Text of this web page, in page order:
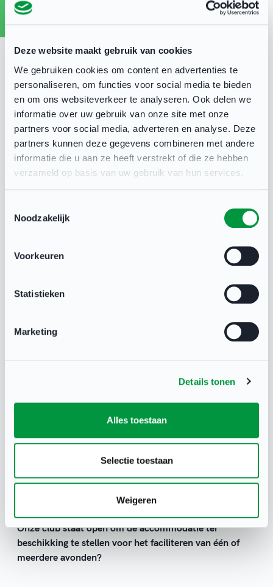
Deze website maakt gebruik van cookies
We gebruiken cookies om content en advertenties te
personaliseren, om functies voor social media te bieden
en om ons websiteverkeer te analyseren. Ook delen we
informatie over uw gebruik van onze site met onze
partners voor social media, adverteren en analyse. Deze
partners kunnen deze gegevens combineren met andere
informatie die u aan ze heeft verstrekt of die ze hebben
verzameld op basis van uw gebruik van hun services.
Noodzakelijk
Voorkeuren
Statistieken
Marketing
Details tonen
Alles toestaan
Selectie toestaan
Weigeren
Aanmelden Levensreddend
handelen voor sportclubs
Onze club staat open om de accommodatie ter
beschikking te stellen voor het faciliteren van één of
meerdere avonden?